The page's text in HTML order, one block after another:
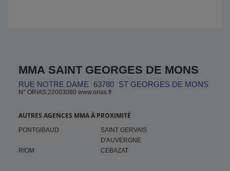
MMA SAINT GEORGES DE MONS
RUE NOTRE DAME 63780 ST GEORGES DE MONS
N° ORIAS:22003080 www.orias.fr
AUTRES AGENCES MMA À PROXIMITÉ
PONTGIBAUD
SAINT GERVAIS
D'AUVERGNE
RIOM
CEBAZAT